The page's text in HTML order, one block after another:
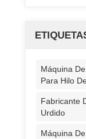
Máquina
Para Hilo
Fabricante
Urdido
Máquina